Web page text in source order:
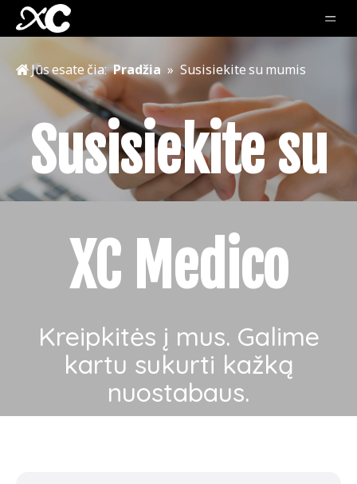
Jūs esate čia: Pradžia » Susisiekite su mumis
Susisiekite su
XC Medico
Kreipkitės į mus. Galime
kartu sukurti kažką
nuostabaus.